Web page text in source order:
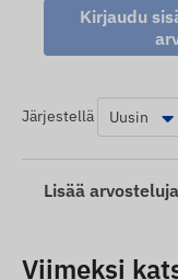
Kirjaudu
Järjestellä
Lisää arvosteluja
Viimeksi